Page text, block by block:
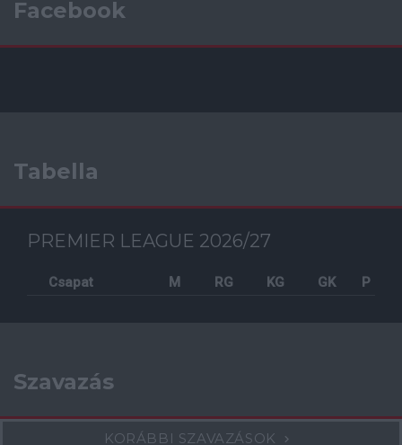
Facebook
Tabella
PREMIER LEAGUE 2026/27
Csapat M RG KG GK P
Szavazás
KORÁBBI SZAVAZÁSOK